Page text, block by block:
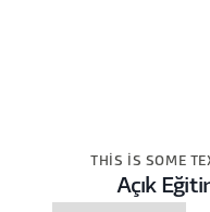
THIS IS SOME
Açık